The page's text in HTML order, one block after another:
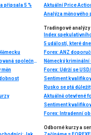
připsala 5 %
Veřejně obchodovaná společnost
měn
Tradingové analýzy
Index
5 událostí, které
Forex: ANZ
Německý
Forex: Udrží se
Sentiment
Rusko se ptá
Aktuálně otevřené
Sentiment
Forex: Intradenní
Odborné kurzy a